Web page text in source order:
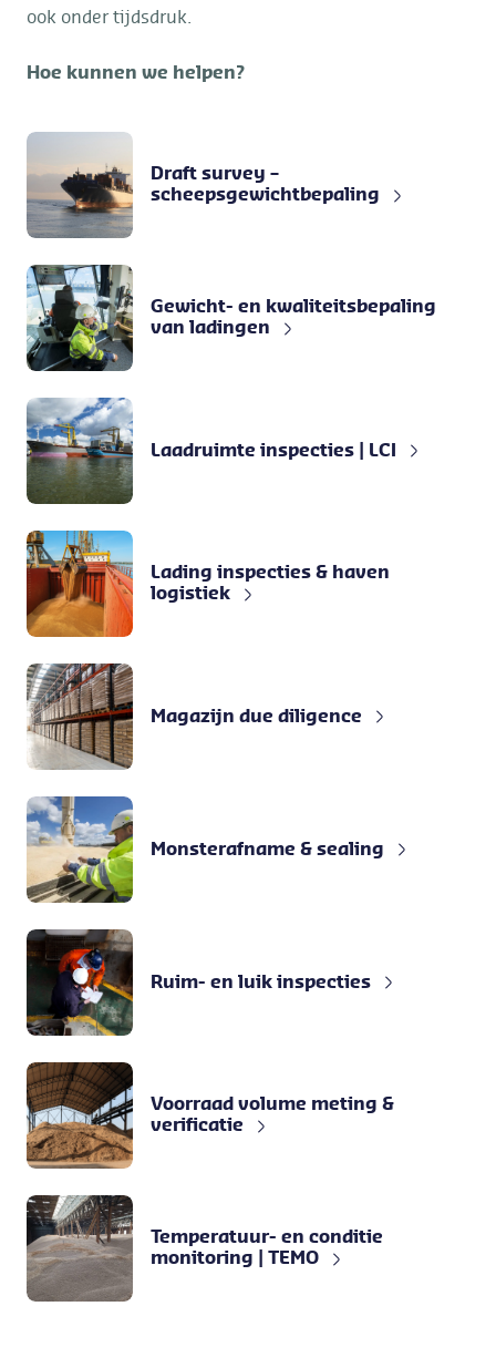
ook onder tijdsdruk.
Hoe kunnen we helpen?
Draft survey –
scheepsgewichtbepaling
Gewicht- en kwaliteitsbepaling
van ladingen
Laadruimte inspecties | LCI
Lading inspecties & haven
logistiek
Magazijn due diligence
Monsterafname & sealing
Ruim- en luik inspecties
Voorraad volume meting &
verificatie
Temperatuur- en conditie
monitoring | TEMO